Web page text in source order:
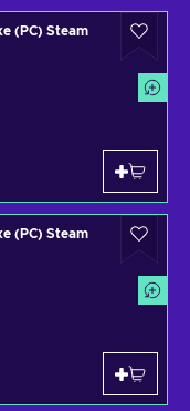
(PC) Steam
(PC) Steam